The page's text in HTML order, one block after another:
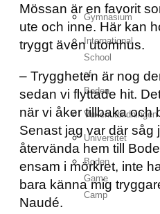
Gymnasium
International
School
of
Boden
Vuxenutbildningen
Universitet
Boden
Game
Camp
Mössan är en favorit
ute och inne. Här kan
tryggt även utomhus.
– Tryggheten är nog
sedan vi flyttade hit.
när vi åker tillbaka och
Senast jag var där såg
återvända hem till
ensam i mörkret, inte
bara känna mig
Naudé.